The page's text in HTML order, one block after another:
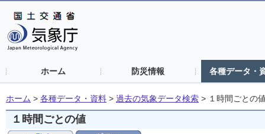
ホーム 防災情報 各種データ・
ホーム > 各種データ・資料 > 過去の気象データ検索 > １時間ごとの
１時間ごとの値